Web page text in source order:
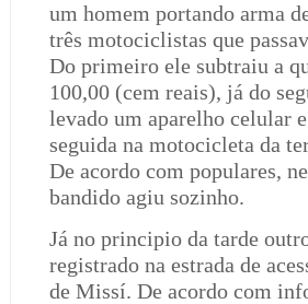
um homem portando arma
três motociclistas que
Do primeiro ele subtraiu a
100,00 (cem reais), já do
levado um aparelho celular
seguida na motocicleta da
De acordo com populares,
bandido agiu sozinho.
Já no principio da tarde
registrado na estrada de
de Missí. De acordo com